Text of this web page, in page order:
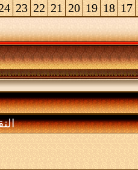
17
18
19
20
21
22
23